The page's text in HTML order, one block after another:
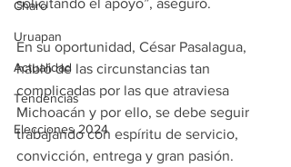
Charo
Uruapan
Actualidad
Tendencias
Elecciones 2024
solicitando el apoyo”, aseguró.
En su oportunidad, César Pasalagua,
habló de las circunstancias tan
complicadas por las que atraviesa
Michoacán y por ello, se debe seguir
trabajando con espíritu de servicio,
convicción, entrega y gran pasión.